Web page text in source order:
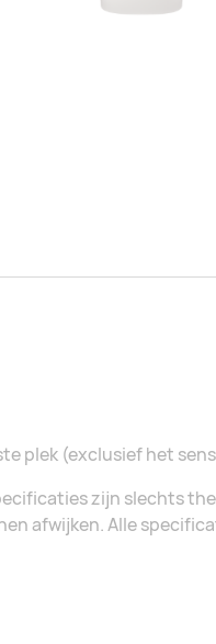
plek (exclusief het
zijn slechts
afwijken. Alle